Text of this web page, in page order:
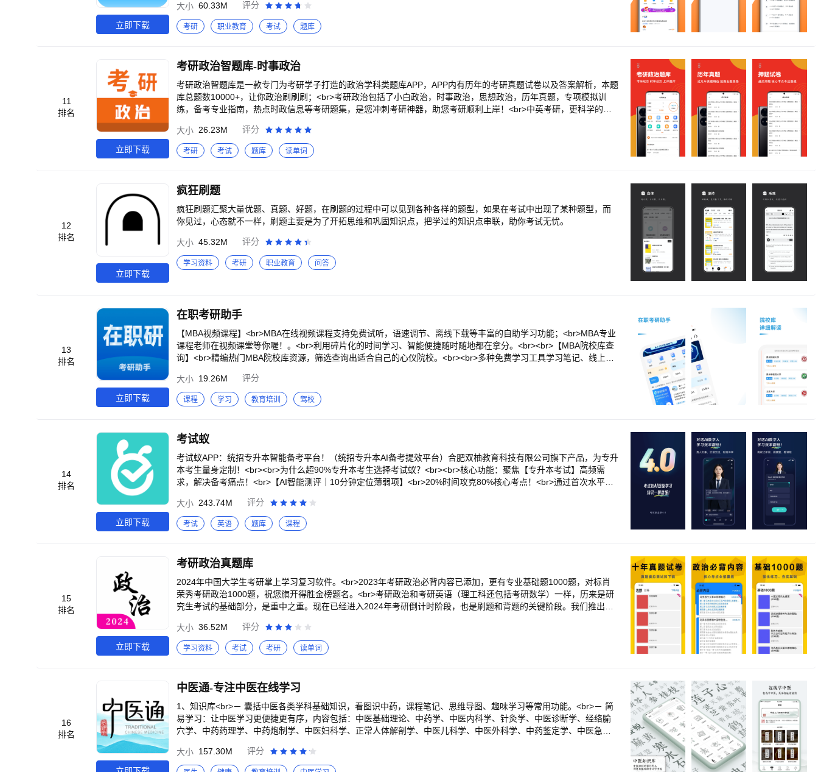
立即下载
课程、智能教辅资料、练习服务等备考方案。根据最新研究生入学考试政治大纲编纂，突出重点、热点。解决了红宝
书阅读起来枯燥无重点的问题。<br><br> <br>带有曲线记忆自动提示复习功能。 <br>知识点与最新大纲无缝对接，不
遗漏任何重要知识。 <br>实时跟进新大纲更改内容，冲刺阶段第一时间更新形势与政策。 <br>方便参加考研的同学随
0题！ <br>2. 本题库参考最新考试大纲，集市售各纸质题库之所长，题量及题的含金量均超越各纸质题库！ <br>3. 时
政部分的考题时效性较强，将于考前1-2个月上线。
大小 60.33M 评分
考研 职业教育 考试 题库
11
排名
立即下载
考研政治智题库-时事政治
考研政治智题库是一款专门为考研学子打造的政治学科类题库APP，APP内有历年的考研真题试卷以及答案解析，本题
库总题数10000+，让你政治刷刷刷；<br>考研政治包括了小白政治，时事政治，思想政治，历年真题，专项模拟训
练，备考专业指南，热点时政信息等考研题集，是您冲刺考研神器，助您考研顺利上岸！<br>中英考研，更科学的政
会主义理论体系概论（毛概）、中国近现代史纲要（史纲）、思想道德修养与法律基础（思修）等考研题集，必背的
政治考点；<br>持续更新的时政热点新闻等等内容，为考试的提供了充分的复习准备，可随时随地学习练习的掌上考
研题库，有效帮助顺利通过考试，学习知识通过考试神器<br><br>【专项练习】近代史纲要，思想道德修养与法律基
点、考点、难点，一网打尽；<br>【历年真题】过往历年真题，随时随地练习，查漏补缺；<br>【模拟试题】模拟考
场试卷，专业考研题集；<br>【时事政治】热点时政信息，月月持续更新；<br>【高效刷题】操作简单、轻松学习，
通关好助手；<br>【考点汇总】核心考点详细整理，查漏补缺，迅速提分；<br>【错题库】错题自动收录，好题手动
收藏，查漏补缺；
大小 26.23M 评分
考研 考试 题库 读单词
12
排名
立即下载
疯狂刷题
疯狂刷题汇聚大量优题、真题、好题，在刷题的过程中可以见到各种各样的题型，如果在考试中出现了某种题型，而
你见过，心态就不一样，刷题主要是为了开拓思维和巩固知识点，把学过的知识点串联，助你考试无忧。
大小 45.32M 评分
学习资料 考研 职业教育 问答
13
排名
立即下载
在职考研助手
【MBA视频课程】<br>MBA在线视频课程支持免费试听，语速调节、离线下载等丰富的自助学习功能；<br>MBA专业
课程老师在视频课堂等你喔！。<br>利用碎片化的时间学习、智能便捷随时随地都在拿分。<br><br>【MBA院校库查
询】<br>精编热门MBA院校库资源，筛选查询出适合自己的心仪院校。<br><br>多种免费学习工具学习笔记、线上模
服务。帮助上海高顿企业管理咨询有限公司者、创业者及MBA学员增强管理经营能力，提高管理经营水平。
大小 19.26M 评分
课程 学习 教育培训 驾校
14
排名
立即下载
考试蚁
考试蚁APP：统招专升本智能备考平台！（统招专升本AI备考提效平台）合肥双柚教育科技有限公司旗下产品，为专升
本考生量身定制！<br><br>为什么超90%专升本考生选择考试蚁？<br><br>核心功能：聚焦【专升本考试】高频需
求，解决备考痛点！<br>【AI智能测评｜10分钟定位薄弱项】<br>20%时间攻克80%核心考点！<br>通过首次水平测
｜每日2小时极简提分】<br>碎片化时间也能上岸！<br>基于你的测评结果+百万考生数据，定制每日学习清单（高频
考点优先攻克+低效内容自动过滤），为你生成专属学习方案，碎片时间也能精准突破！<br><br>【真题库+AI押题｜
高频考点一网打尽】<br>直击专升本命题库核心！<br>真题库：全国近5年真题解析，标注高频考点/易错陷阱/粗心雷
模考｜智能评分锁定差距】<br>考一次 = 进步一次！<br>全真模拟考场计时答题，AI考官智能批改，考后生成提分报
告，结合“个人弱项+考纲权重”双维度分析，直击专升本考试大纲核心考点！<br><br>【政策雷达+风险预警｜报考避
坑指南】<br>新政消息先人一步！<br>“双一流停招”“报考条件调整”等新政48小时深度解读，核验报名材料，规避备考
风险！<br><br>考试蚁，AI+助你攻克难题，精准、高效，一战升本！<br>由合肥双柚教育科技有限公司研发，为专升
本考生量身定制！<br><br>增值服务：四六级/考研全覆盖1、英语四六级：<br>● 四六级历年真题逐句精讲，词根记
数据预测命题趋势！
大小 243.74M 评分
考试 英语 题库 课程
15
排名
立即下载
考研政治真题库
2024年中国大学生考研掌上学习复习软件。<br>2023年考研政治必背内容已添加，更有专业基础题1000题，对标肖
荣秀考研政治1000题，祝您旗开得胜金榜题名。<br>考研政治和考研英语（理工科还包括考研数学）一样，历来是研
究生考试的基础部分，是重中之重。现在已经进入2024年考研倒计时阶段，也是刷题和背题的关键阶段。我们推出的
辅导,提供考研万题库。)<br>内含有近十年考研政治真题原卷和解析卷，祝您回顾过去决胜未来。<br>【十年真题】<
br>这是一款真题练习软件，软件中含有近十年考研政治真题和解析，可以在线学习，在线练习。更可以下载考研政治
真题后自己打印测试。<br>*真题预览：随意预览过往真题。<br>*下载打印：可以随意下载和打印过往真题。<br>*在
长难句阅读为重点，而考研政治则以背诵为重中之重，为此，软件中集合了各个考研核心部分的必背内容，包括：马
克思主义基本原理（马原）、毛泽东思想和中国特色社会主义理论体系概论（毛概）、中国近现代史纲要（史纲）、
思想道德修养与法律基础（思修）、形势与政策以及当代世界经济与政治（时政）。（按照一般考研日历的规划，现
在正是背诵的关键时期，也是粉笔考研的重要时刻）<br>【专项练习】<br>*近代史纲要专项练习，总计200题*<br>*
思想道德修养与法律基础，总计200题*<br>*形势与政策专项练习*<br>*马克思主义基本原理专项练习，总计200题*<br
时查缺补漏。<br>【时政汇总】<br>汇总2023年所有时政要闻，每周更新。帮你把握所有时政考点。<br>【联系我
们】<br>欢迎加入我们的QQ群:694736110
大小 36.52M 评分
学习资料 考试 考研 读单词
16
排名
中医通-专注中医在线学习
1、知识库<br>－ 囊括中医各类学科基础知识，看图识中药，课程笔记、思维导图、趣味学习等常用功能。<br>－ 简
易学习：让中医学习更便捷更有序，内容包括：中医基础理论、中药学、中医内科学、针灸学、中医诊断学、经络腧
穴学、中药药理学、中药炮制学、中医妇科学、正常人体解剖学、中医儿科学、中医外科学、中药鉴定学、中医急诊
搜索等。<br>－ 关键字全链接，关键字直达相关词条。<br>－ 知识点：贯穿中医考研各科知识点，通过连线检验熟记
程度。<br><br>2、执业题库<br>－ 包括七大类考试：初级中药士、初级中药师、执业中药师、中医执业助理医师、
大小 157.30M 评分